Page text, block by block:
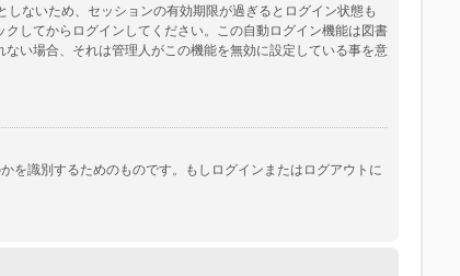
ないため、セッションの有効期限が過ぎるとログイン状態も
してからログインしてください。この自動ログイン機能は図書
い場合、それは管理人がこの機能を無効に設定している事を意
を識別するためのものです。もしログインまたはログアウトに